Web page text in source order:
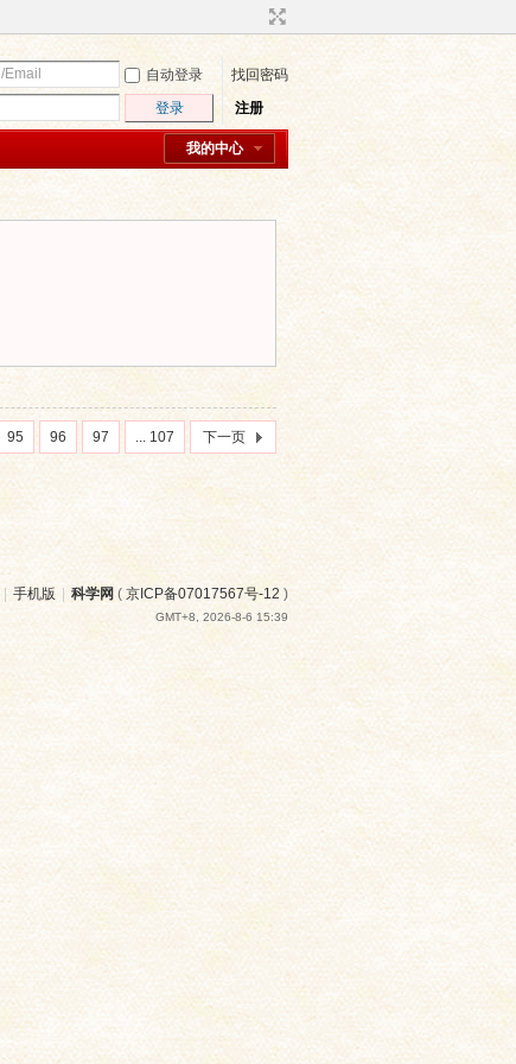
自动登录
找回密码
登录 注册
我的中心
95 96 97 ... 107 下一页
手机版 科学网 ( 京ICP备07017567号-12 )
GMT+8, 2026-8-6 15:39